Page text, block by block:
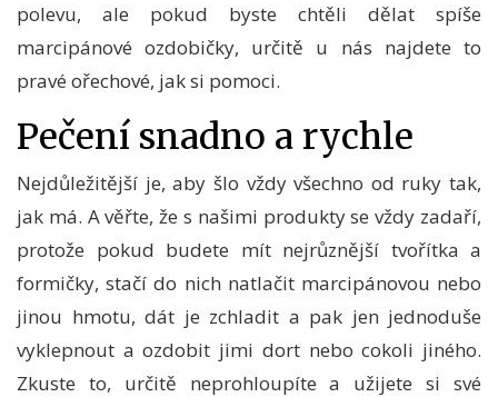
polevu, ale pokud byste chtěli dělat spíše
marcipánové ozdobičky, určitě u nás najdete to
pravé ořechové, jak si pomoci.
Pečení snadno a rychle
Nejdůležitější je, aby šlo vždy všechno od ruky tak,
jak má. A věřte, že s našimi produkty se vždy zadaří,
protože pokud budete mít nejrůznější tvořítka a
formičky, stačí do nich natlačit marcipánovou nebo
jinou hmotu, dát je zchladit a pak jen jednoduše
vyklepnout a ozdobit jimi dort nebo cokoli jiného.
Zkuste to, určitě neprohloupíte a užijete si své